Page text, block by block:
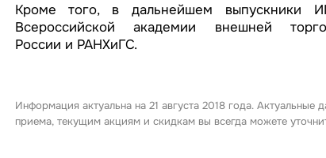
Кроме того, в дальнейшем выпускники
Всероссийской академии внешней
России и РАНХиГС.
Информация актуальна на 21 августа 2018 года.
приема, текущим акциям и скидкам вы всегда можете